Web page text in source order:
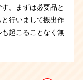
。まずは必要品と
行いまして搬出作
起こることなく無
進め、不用品をど
頼者様もスッキリ
ました。
付けが出来ず、い
お客様お立会いの
から楽しそうに片
ッと安心しまし
っており腰の上の
害虫が大量発生し
ッフ4名、8時間程
作業が早かったで
になりました。
。
立ち合いのもと仕
缶やライターなど
どで片づけること
、お客様も安心さ
況ではありまし
事に完了致しまし
っしゃっていまし
す。危険物や貴重
が無事に完了する